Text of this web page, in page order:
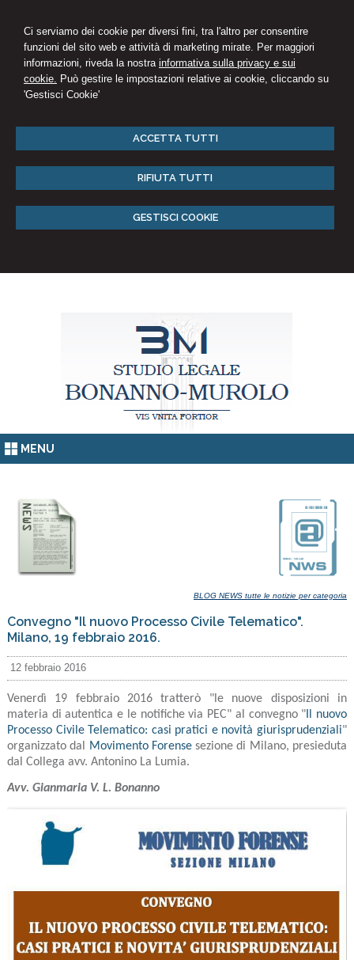
Ci serviamo dei cookie per diversi fini, tra l'altro per consentire
funzioni del sito web e attività di marketing mirate. Per maggiori
informazioni, riveda la nostra informativa sulla privacy e sui
cookie. Può gestire le impostazioni relative ai cookie, cliccando su
'Gestisci Cookie'
ACCETTA TUTTI
RIFIUTA TUTTI
GESTISCI COOKIE
MENU
BLOG NEWS tutte le notizie per categoria
Convegno "Il nuovo Processo Civile Telematico".
Milano, 19 febbraio 2016.
12 febbraio 2016
Venerdì 19 febbraio 2016 tratterò "le nuove disposizioni in
materia di autentica e le notifiche via PEC" al convegno " Il nuovo
Processo Civile Telematico: casi pratici e novità giurisprudenziali"
organizzato dal
Movimento Forensesezione di Milano, presieduta
dal Collega avv. Antonino La Lumia.
Avv. Gianmaria V. L. Bonanno